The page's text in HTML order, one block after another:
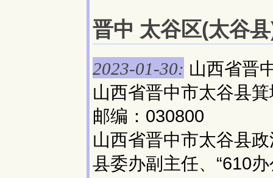
晋中 太谷区(太谷
2023-01-30: 山西省晋
山西省晋中市太谷县
邮编：030800
山西省晋中市太谷县
县委办副主任、“610